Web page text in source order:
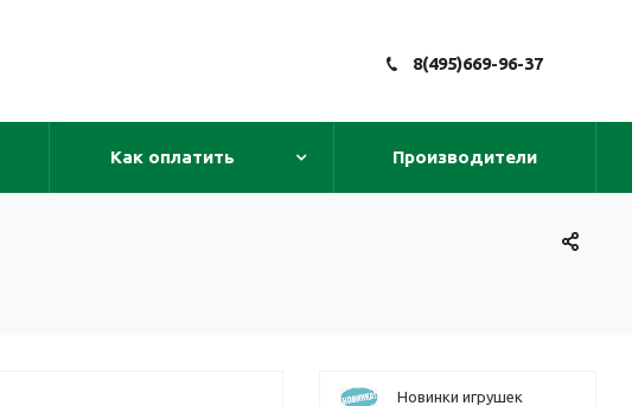
8(495)669-96-37
Как оплатить Производители
Новинки игрушек